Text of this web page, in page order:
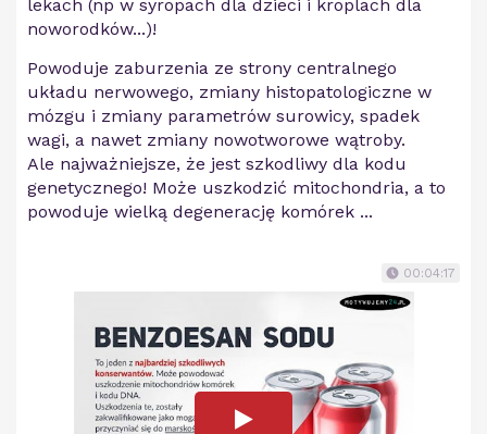
lekach (np w syropach dla dzieci i kroplach dla
noworodków...)!
Powoduje zaburzenia ze strony centralnego
układu nerwowego, zmiany histopatologiczne w
mózgu i zmiany parametrów surowicy, spadek
wagi, a nawet zmiany nowotworowe wątroby.
Ale najważniejsze, że jest szkodliwy dla kodu
genetycznego! Może uszkodzić mitochondria, a to
powoduje wielką degenerację komórek ...
00:04:17